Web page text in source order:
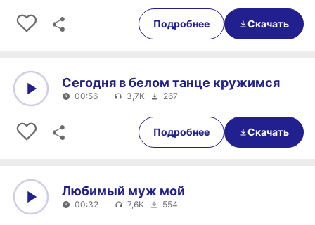
00:35
Подробнее Скачать
00:56
Сегодня в белом танце кружимся
00:56 3,7K 267
Подробнее Скачать
Любимый муж мой
00:32 7,6K 554